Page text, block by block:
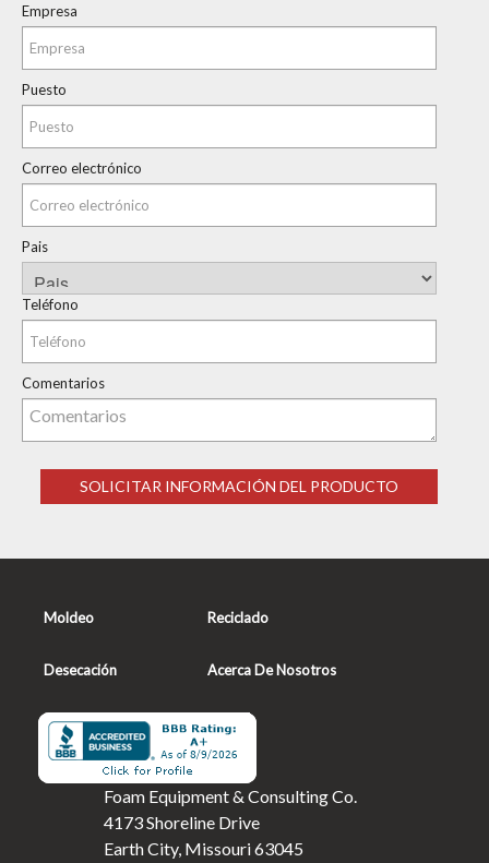
Empresa
Puesto
Correo electrónico
Pais
Teléfono
Comentarios
Moldeo Reciclado
Desecación Acerca De Nosotros
Foam Equipment & Consulting Co.
4173 Shoreline Drive
Earth City, Missouri 63045